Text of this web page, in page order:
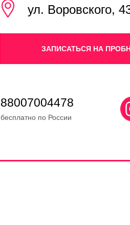
ЗАПИСАТЬСЯ НА
ул. Воровского,
88007004478
бесплатно по России